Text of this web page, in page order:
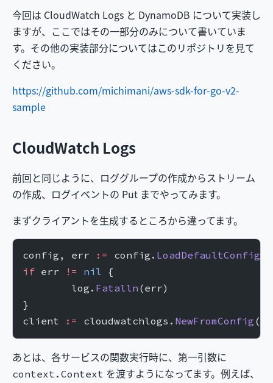
今回は CloudWatch Logs と DynamoDB について実装し
ますが、ここではその一部分のみについて書いていま
す。その他の実装部分についてはこのリポジトリを見て
ください。
https://github.com/michimani/aws-sdk-for-go-v2-
sample
CloudWatch Logs
前回と同じように、ロググループの作成からストリーム
の作成、ログイベントの Put までやってみます。
まずクライアントを生成するところから違ってます。
config, err := config. LoadDefaultConfig
if err != nil {
	log.
Fatalln(err)
}
client := cloudwatchlogs. NewFromConfig
あとは、各サービスの関数実行時に、第一引数に
context.Context を渡すようになってます。例えば、